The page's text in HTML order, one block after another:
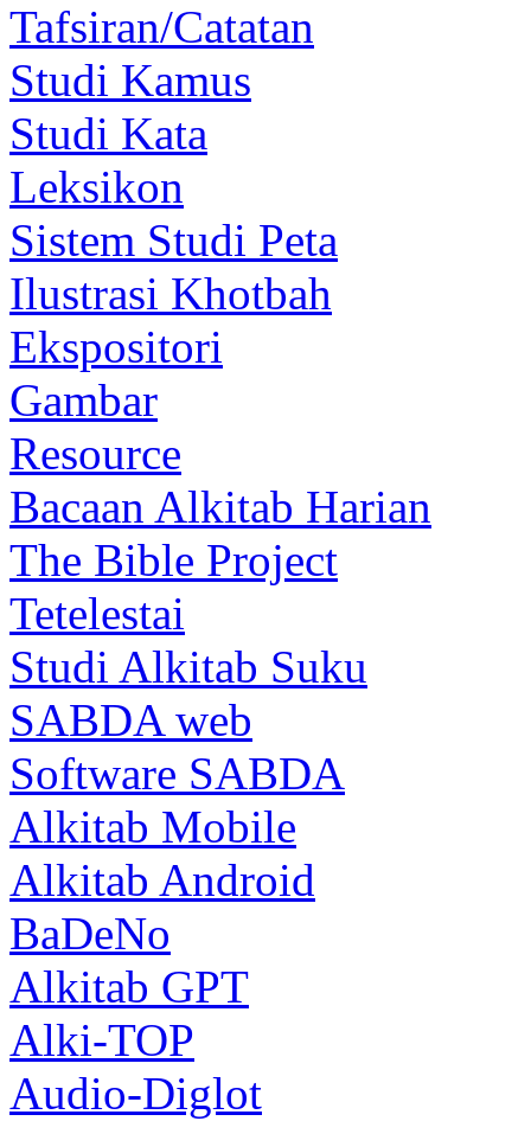
Tafsiran/Catatan
Studi Kamus
Studi Kata
Leksikon
Sistem Studi Peta
Ilustrasi Khotbah
Ekspositori
Gambar
Resource
Bacaan Alkitab Harian
The Bible Project
Tetelestai
Studi Alkitab Suku
SABDA web
Software SABDA
Alkitab Mobile
Alkitab Android
BaDeNo
Alkitab GPT
Alki-TOP
Audio-Diglot